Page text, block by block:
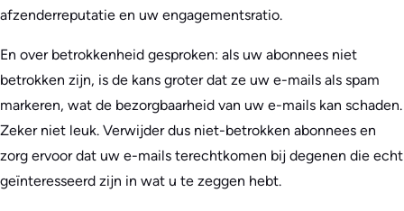
afzenderreputatie en uw engagementsratio.
En over betrokkenheid gesproken: als uw abonnees niet
betrokken zijn, is de kans groter dat ze uw e-mails als spam
markeren, wat de bezorgbaarheid van uw e-mails kan schaden.
Zeker niet leuk. Verwijder dus niet-betrokken abonnees en
zorg ervoor dat uw e-mails terechtkomen bij degenen die echt
geïnteresseerd zijn in wat u te zeggen hebt.